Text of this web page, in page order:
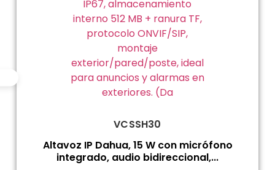
VCSSH30
Altavoz IP Dahua, 15 W con micrófono
integrado, audio bidireccional,...